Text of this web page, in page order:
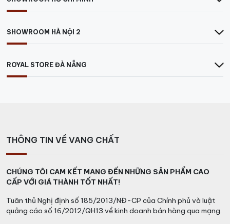
SHOWROOM HÀ NỘI 2
ROYAL STORE ĐÀ NẴNG
THÔNG TIN VỀ VANG CHẤT
CHÚNG TÔI CAM KẾT MANG ĐẾN NHỮNG SẢN PHẨM CAO
CẤP VỚI GIÁ THÀNH TỐT NHẤT!
Tuân thủ Nghị định số 185/2013/NĐ-CP của Chính phủ và luật
quảng cáo số 16/2012/QH13 về kinh doanh bán hàng qua mạng.